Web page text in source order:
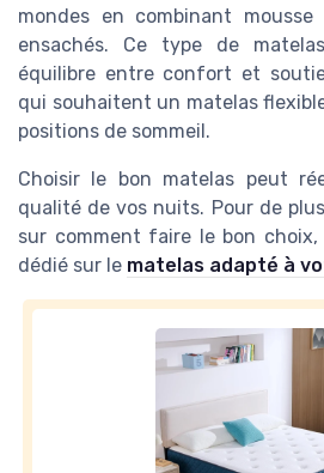
mondes en combinant
ensachés. Ce type de
équilibre entre confort et
qui souhaitent un matelas
positions de sommeil.
Choisir le bon matelas peut
qualité de vos nuits. Pour de
sur comment faire le bon
dédié sur le matelas adapté à